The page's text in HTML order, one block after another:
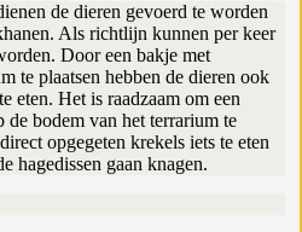
de dieren gevoerd te worden
Als richtlijn kunnen per keer
Door een bakje met
te plaatsen hebben de dieren ook
eten. Het is raadzaam om een
bodem van het terrarium te
opgegeten krekels iets te eten
hagedissen gaan knagen.